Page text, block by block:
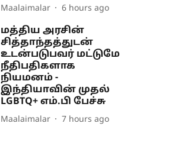
Maalaimalar 6 hours ago
மத்திய அரசின்
சித்தாந்தத்துடன்
உடன்படுபவர் மட்டுமே
நீதிபதிகளாக
நியமனம் -
இந்தியாவின் முதல்
LGBTQ+ எம்.பி பேச்சு
Maalaimalar 7 hours ago